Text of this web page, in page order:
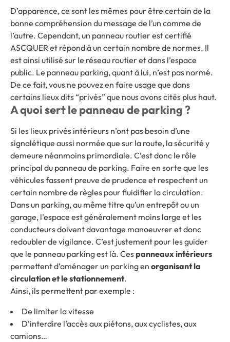
D’apparence, ce sont les mêmes pour être certain de la
bonne compréhension du message de l’un comme de
l’autre. Cependant, un panneau routier est certifié
ASCQUER et répond à un certain nombre de normes. Il
est ainsi utilisé sur le réseau routier et dans l’espace
public. Le panneau parking, quant à lui, n’est pas normé.
De ce fait, vous ne pouvez en faire usage que dans
certains lieux dits “privés” que nous avons cités plus haut.
A quoi sert le panneau de parking ?
Si les lieux privés intérieurs n’ont pas besoin d’une
signalétique aussi normée que sur la route, la sécurité y
demeure néanmoins primordiale. C’est donc le rôle
principal du panneau de parking. Faire en sorte que les
véhicules fassent preuve de prudence et respectent un
certain nombre de règles pour fluidifier la circulation.
Dans un parking, au même titre qu’un entrepôt ou un
garage, l’espace est généralement moins large et les
conducteurs doivent davantage manoeuvrer et donc
redoubler de vigilance. C’est justement pour les guider
que le panneau parking est là. Cespanneaux intérieurs
permettent d’aménager un parking en organisant la
circulation et le stationnement.
Ainsi, ils permettent par exemple :
De limiter la vitesse
D’interdire l’accès aux piétons, aux cyclistes, aux
camions…